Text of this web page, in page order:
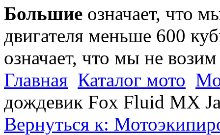
Большие означает, что
двигателя меньше 600
означает, что мы не
Главная Каталог мото
дождевик Fox Fluid MX
Вернуться к: